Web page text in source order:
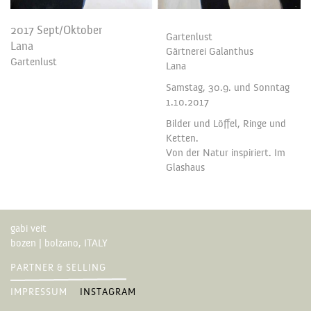
2017 Sept/Oktober
Lana
Gartenlust
Gartenlust
Gärtnerei Galanthus
Lana
Samstag, 30.9. und Sonntag
1.10.2017
Bilder und Löffel, Ringe und
Ketten.
Von der Natur inspiriert. Im
Glashaus
gabi veit
bozen | bolzano, ITALY
PARTNER & SELLING
IMPRESSUM INSTAGRAM